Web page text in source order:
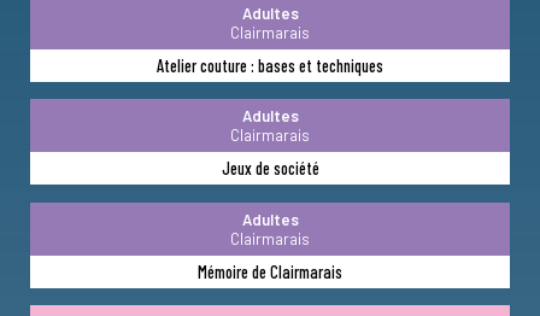
Adultes
Clairmarais
Atelier couture : bases et techniques
Adultes
Clairmarais
Jeux de société
Adultes
Clairmarais
Mémoire de Clairmarais